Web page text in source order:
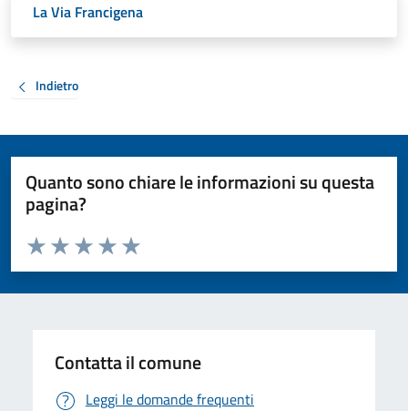
La Via Francigena
Indietro
Quanto sono chiare le informazioni su questa
pagina?
Valuta da 1 a 5 stelle la pagina
Valuta 5 stelle su 5
Valuta 4 stelle su 5
Valuta 3 stelle su 5
Valuta 2 stelle su 5
Valuta 1 stelle su 5
Contatta il comune
Leggi le domande frequenti